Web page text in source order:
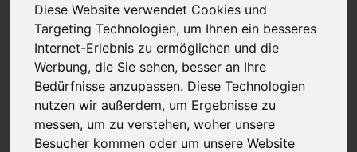
Diese Website verwendet Cookies und
Targeting Technologien, um Ihnen ein besseres
Internet-Erlebnis zu ermöglichen und die
Werbung, die Sie sehen, besser an Ihre
Bedürfnisse anzupassen. Diese Technologien
nutzen wir außerdem, um Ergebnisse zu
messen, um zu verstehen, woher unsere
Besucher kommen oder um unsere Website
Holzperlen
8 Linsenperlen, 10/5 mm
Bewertungen
PRODUKTBEWERTUNG